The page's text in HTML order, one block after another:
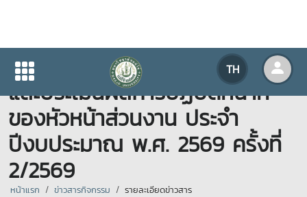
TH
การประชุมคณะกรรมการติดตาม
และประเมินผลการปฏิบัติหน้าที่
ของหัวหน้าส่วนงาน ประจำ
ปีงบประมาณ พ.ศ. 2569 ครั้งที่
2/2569
หน้าแรก ข่าวสารกิจกรรม รายละเอียดข่าวสาร